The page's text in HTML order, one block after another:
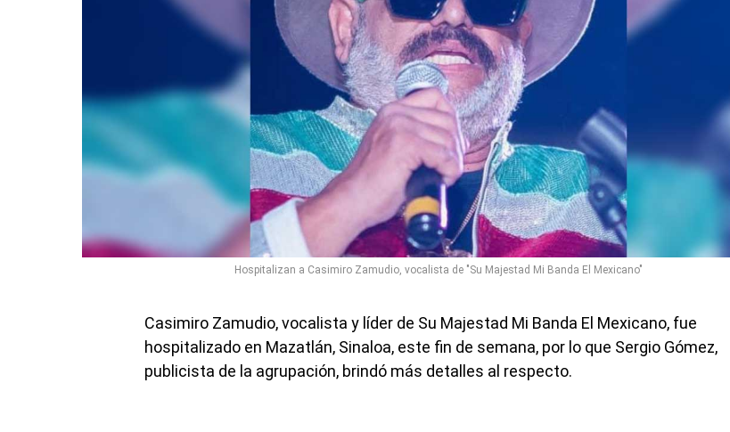
Hospitalizan a Casimiro Zamudio, vocalista de "Su Majestad Mi Banda El Mexicano"
Casimiro Zamudio, vocalista y líder de Su Majestad Mi Banda El Mexicano, fue
hospitalizado en Mazatlán, Sinaloa, este fin de semana, por lo que Sergio Gómez,
publicista de la agrupación, brindó más detalles al respecto.